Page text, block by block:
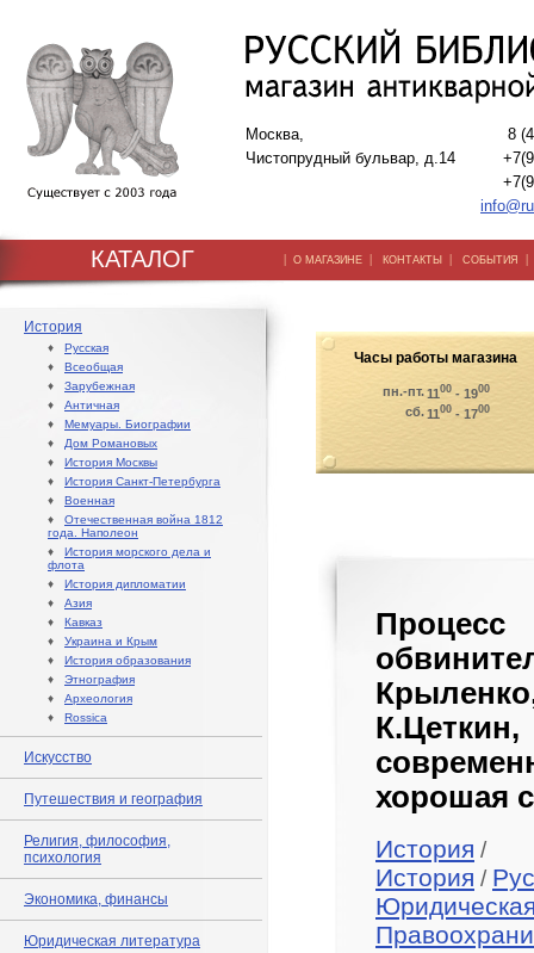
Москва,
Чистопрудный бульвар, д.14
8
КАТАЛОГ | О МАГАЗИНЕ | КОНТАКТЫ | СОБЫТИЯ
История
♦ Русская
♦ Всеобщая
♦ Зарубежная
♦ Античная
♦ Мемуары. Биографии
♦ Дом Романовых
♦ История Москвы
♦ История Санкт-Петербурга
♦ Военная
♦ Отечественная война 1812
года. Наполеон
♦ История морского дела и
флота
♦ История дипломатии
♦ Азия
♦ Кавказ
♦ Украина и Крым
♦ История образования
♦ Этнография
♦ Археология
♦ Rossica
Искусство
Путешествия и география
Религия, философия,
психология
Экономика, финансы
Юридическая литература
Часы работы магазина
пн.-пт.1100 - 1900
сб.1100 - 1700
хорошая
История /
История /